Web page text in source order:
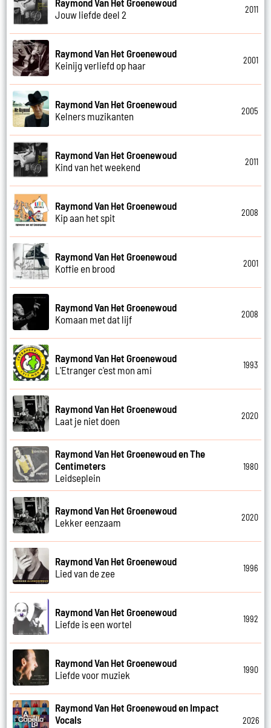
Jouw liefde deel 2
2011
Raymond Van Het Groenewoud
Keinijg verliefd op haar
2001
Raymond Van Het Groenewoud
Kelners muzikanten
2005
Raymond Van Het Groenewoud
Kind van het weekend
2011
Raymond Van Het Groenewoud
Kip aan het spit
2008
Raymond Van Het Groenewoud
Koffie en brood
2001
Raymond Van Het Groenewoud
Komaan met dat lijf
2008
Raymond Van Het Groenewoud
L'Etranger c'est mon ami
1993
Raymond Van Het Groenewoud
Laat je niet doen
2020
Raymond Van Het Groenewoud en The
Centimeters
Leidseplein
1980
Raymond Van Het Groenewoud
Lekker eenzaam
2020
Raymond Van Het Groenewoud
Lied van de zee
1996
Raymond Van Het Groenewoud
Liefde is een wortel
1992
Raymond Van Het Groenewoud
Liefde voor muziek
1990
Raymond Van Het Groenewoud en Impact
Vocals
2026